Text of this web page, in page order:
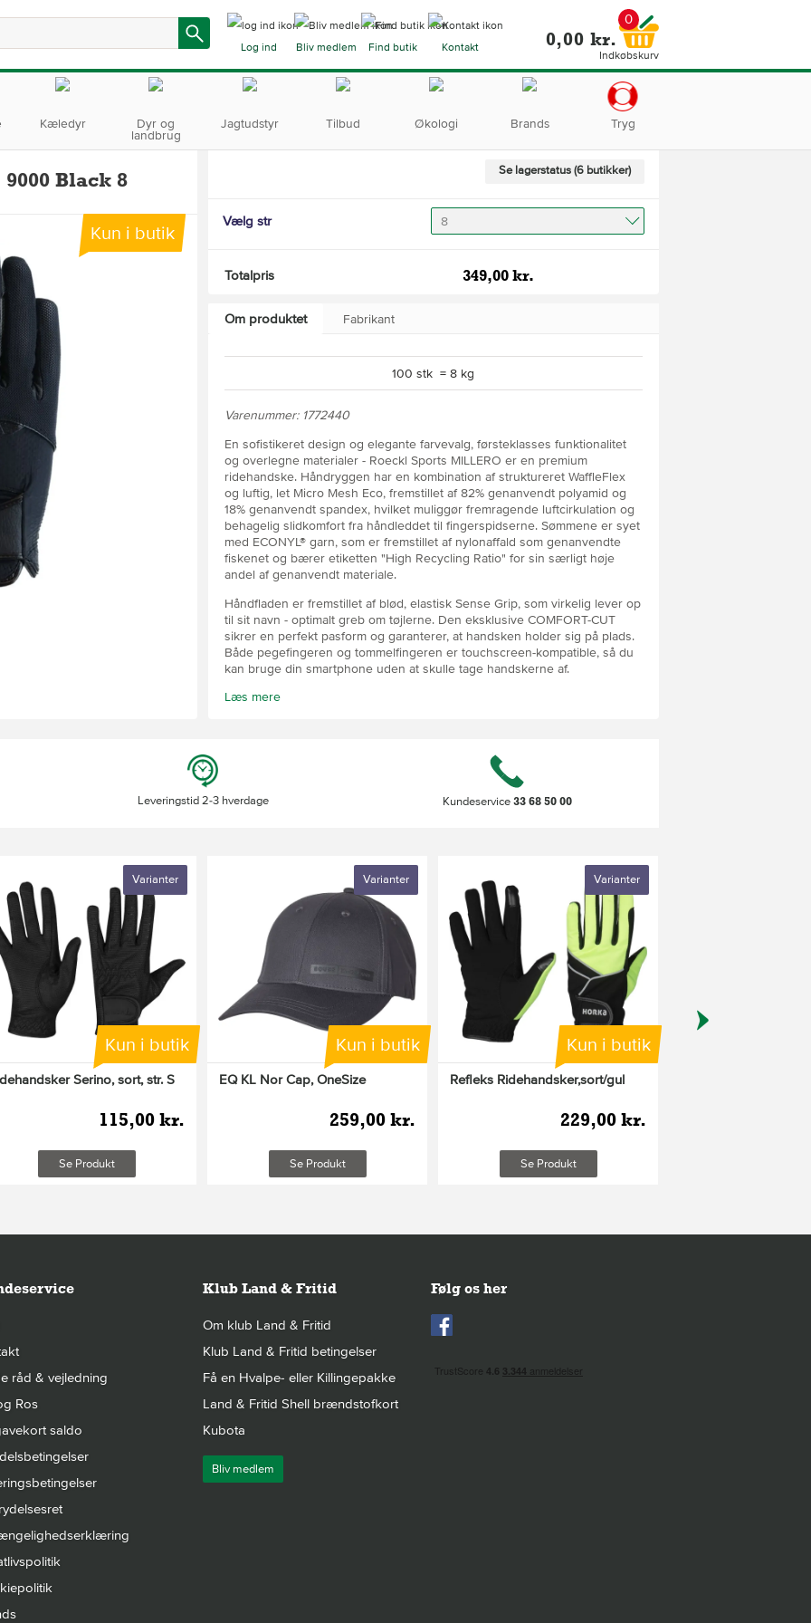
Log ind Bliv medlem Find butik Kontakt
0
0,00 kr.
Indkøbskurv
Kæledyr Dyr og
landbrug
Jagtudstyr Tilbud Økologi Brands Tryg
Black 8
Kun i butik
Se lagerstatus (6 butikker)
Vælg str 8
Totalpris 349,00 kr.
Om produktet Fabrikant
100 stk = 8 kg
Varenummer: 1772440
En sofistikeret design og elegante farvevalg, førsteklasses funktionalitet
og overlegne materialer - Roeckl Sports MILLERO er en premium
ridehandske. Håndryggen har en kombination af struktureret WaffleFlex
og luftig, let Micro Mesh Eco, fremstillet af 82% genanvendt polyamid og
18% genanvendt spandex, hvilket muliggør fremragende luftcirkulation og
behagelig slidkomfort fra håndleddet til fingerspidserne. Sømmene er syet
med ECONYL® garn, som er fremstillet af nylonaffald som genanvendte
fiskenet og bærer etiketten "High Recycling Ratio" for sin særligt høje
andel af genanvendt materiale.
Håndfladen er fremstillet af blød, elastisk Sense Grip, som virkelig lever op
til sit navn - optimalt greb om tøjlerne. Den eksklusive COMFORT-CUT
sikrer en perfekt pasform og garanterer, at handsken holder sig på plads.
Både pegefingeren og tommelfingeren er touchscreen-kompatible, så du
kan bruge din smartphone uden at skulle tage handskerne af.
Derudover kan denne model vaskes i maskine ved 30°.
Læs mere
Leveringstid 2-3 hverdage Kundeservice33 68 50 00
Varianter
Kun i butik
Serino, sort, str. S
115,00 kr.
Se Produkt
Varianter
Kun i butik
EQ KL Nor Cap, OneSize
259,00 kr.
Se Produkt
Varianter
Kun i butik
Refleks Ridehandsker,sort/gul
229,00 kr.
Se Produkt
råd & vejledning
Ros
saldo
Klub Land & Fritid
Om klub Land & Fritid
Klub Land & Fritid betingelser
Få en Hvalpe- eller Killingepakke
Land & Fritid Shell brændstofkort
Kubota
Bliv medlem
Følg os her